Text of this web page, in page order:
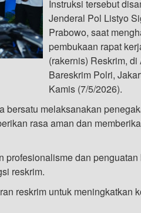
Instruksi tersebut
Jenderal Pol Listyo
Prabowo, saat
pembukaan rapat
(rakernis) Reskrim, di
Bareskrim Polri,
Kamis (7/5/2026).
bersatu melaksanakan
rasa aman dan
profesionalisme dan
reskrim.
reskrim untuk meningkatkan